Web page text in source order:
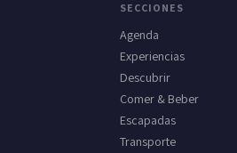
SECCIONES
Agenda
Experiencias
Descubrir
Comer & Beber
Escapadas
Transporte